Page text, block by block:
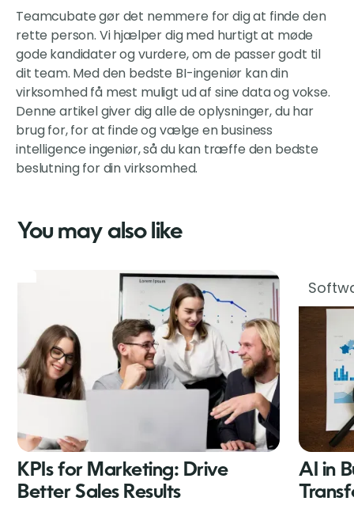
Teamcubate gør det nemmere for dig at finde den
rette person. Vi hjælper dig med hurtigt at møde
gode kandidater og vurdere, om de passer godt til
dit team. Med den bedste BI-ingeniør kan din
virksomhed få mest muligt ud af sine data og vokse.
Denne artikel giver dig alle de oplysninger, du har
brug for, for at finde og vælge en business
intelligence ingeniør, så du kan træffe den bedste
beslutning for din virksomhed.
You may also like
KPIs for Marketing: Drive
Better Sales Results
AI in